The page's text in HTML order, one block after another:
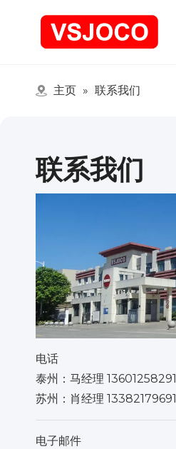
主页 » 联系我们
联系我们
电话
泰州： 马经理 13601258291
苏州：肖经理 13382179691
电子邮件